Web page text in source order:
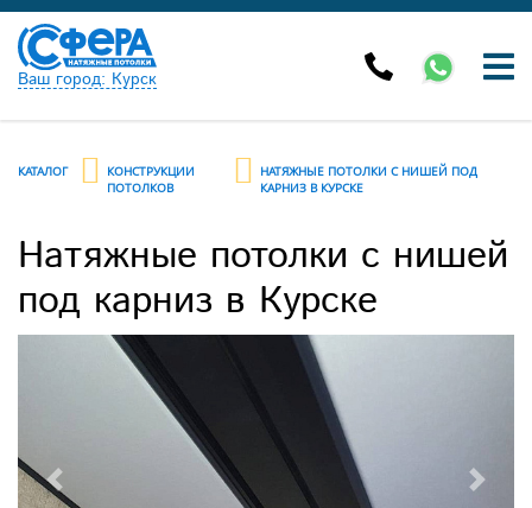
Ваш город: Курск
КАТАЛОГ
КОНСТРУКЦИИ
ПОТОЛКОВ
НАТЯЖНЫЕ ПОТОЛКИ С НИШЕЙ ПОД
КАРНИЗ В КУРСКЕ
Натяжные потолки с нишей
под карниз в Курске
Previous Next